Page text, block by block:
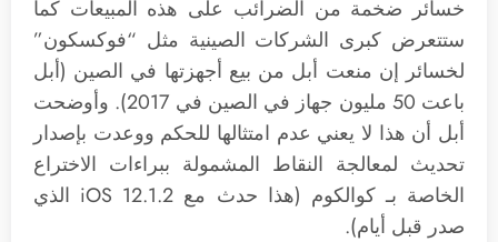
خسائر ضخمة من الضرائب على هذه المبيعات كما
ستتعرض كبرى الشركات الصينية مثل “فوكسكون”
لخسائر إن منعت أبل من بيع أجهزتها في الصين (أبل
باعت 50 مليون جهاز في الصين في 2017). وأوضحت
أبل أن هذا لا يعني عدم امتثالها للحكم ووعدت بإصدار
تحديث لمعالجة النقاط المشمولة ببراءات الاختراع
الخاصة بـ كوالكوم (هذا حدث مع iOS 12.1.2 الذي
صدر قبل أيام).